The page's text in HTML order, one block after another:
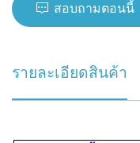
สอบถามตอนนี้
รายละเอียดสินค้า